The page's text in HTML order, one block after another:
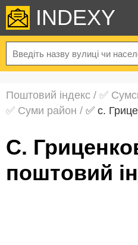
INDEXY
Поштовий індекс / ✅
✅ Суми район / ✅ с.
с. Гриценкове знайти
поштовий